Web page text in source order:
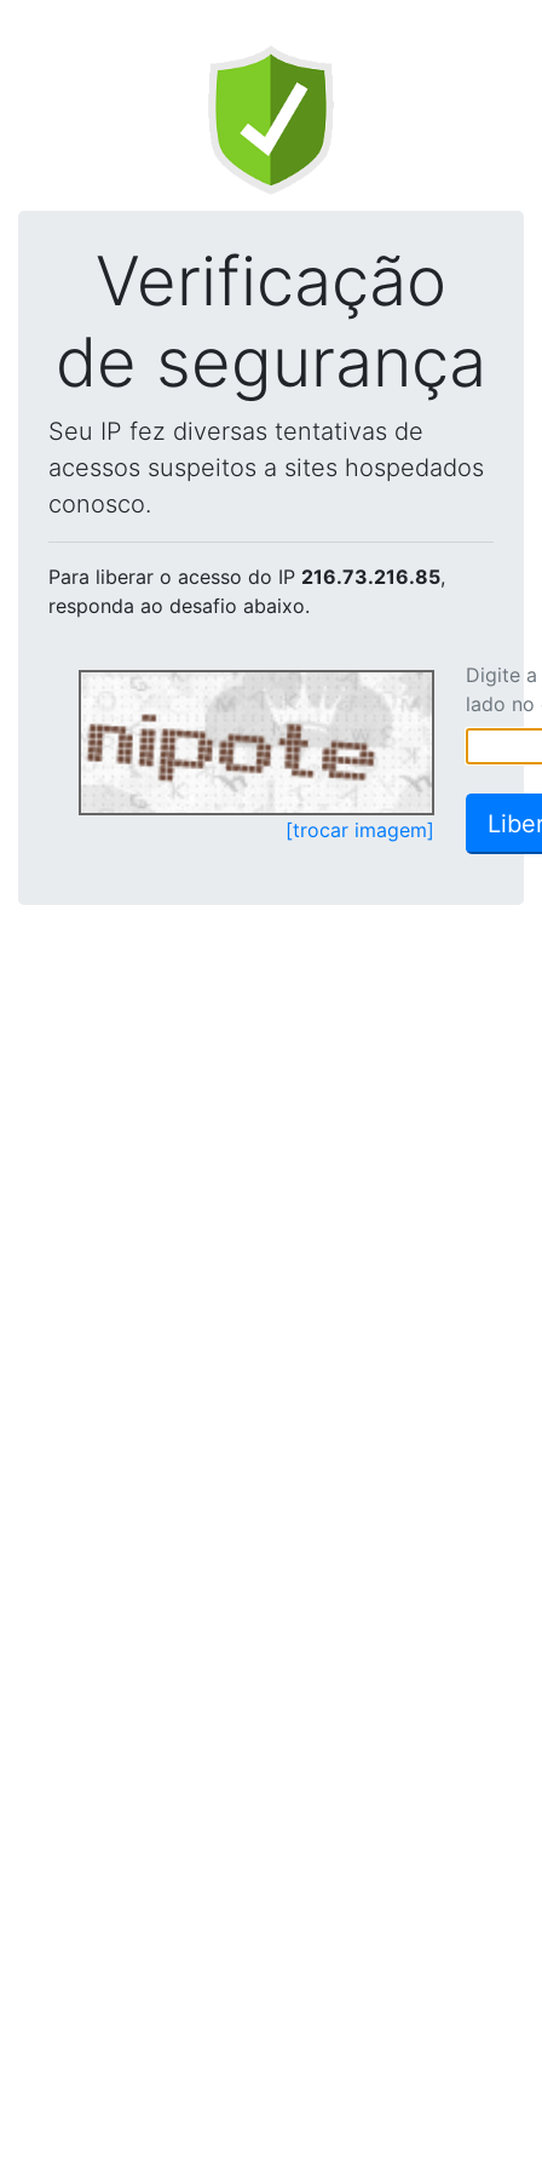
Verificação
de segurança
Seu IP fez diversas tentativas de
acessos suspeitos a sites hospedados
conosco.
Para liberar o acesso do IP 216.73.216.85,
responda ao desafio abaixo.
[trocar imagem]
Digite
lado no